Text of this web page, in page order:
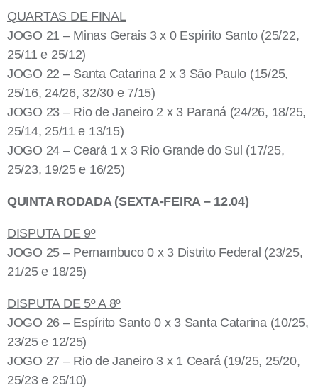
QUARTAS DE FINAL
JOGO 21 – Minas Gerais 3 x 0 Espírito Santo (25/22,
25/11 e 25/12)
JOGO 22 – Santa Catarina 2 x 3 São Paulo (15/25,
25/16, 24/26, 32/30 e 7/15)
JOGO 23 – Rio de Janeiro 2 x 3 Paraná (24/26, 18/25,
25/14, 25/11 e 13/15)
JOGO 24 – Ceará 1 x 3 Rio Grande do Sul (17/25,
25/23, 19/25 e 16/25)
QUINTA RODADA (SEXTA-FEIRA – 12.04)
DISPUTA DE 9º
JOGO 25 – Pernambuco 0 x 3 Distrito Federal (23/25,
21/25 e 18/25)
DISPUTA DE 5º A 8º
JOGO 26 – Espírito Santo 0 x 3 Santa Catarina (10/25,
23/25 e 12/25)
JOGO 27 – Rio de Janeiro 3 x 1 Ceará (19/25, 25/20,
25/23 e 25/10)